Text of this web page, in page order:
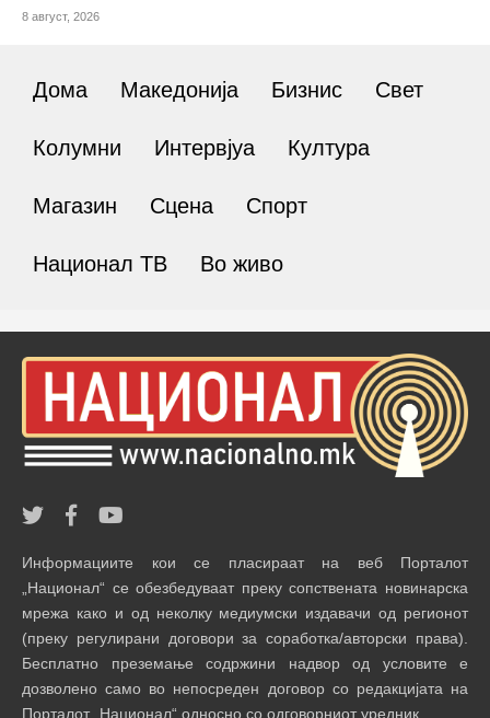
8 август, 2026
Дома Македонија Бизнис Свет
Колумни Интервјуа Култура
Магазин Сцена Спорт
Национал ТВ Во живо
Информациите кои се пласираат на веб Порталот
„Национал“ се обезбедуваат преку сопствената новинарска
мрежа како и од неколку медиумски издавачи од регионот
(преку регулирани договори за соработка/авторски права).
Бесплатно преземање содржини надвор од условите е
дозволено само во непосреден договор со редакцијата на
Порталот „Национал“ односно со одговорниот уредник.